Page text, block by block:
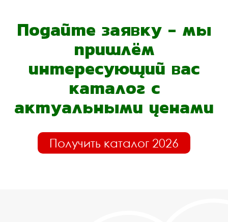
Подайте заявку - мы
пришлём
интересующий вас
каталог с
актуальными ценами
Получить каталог 2026